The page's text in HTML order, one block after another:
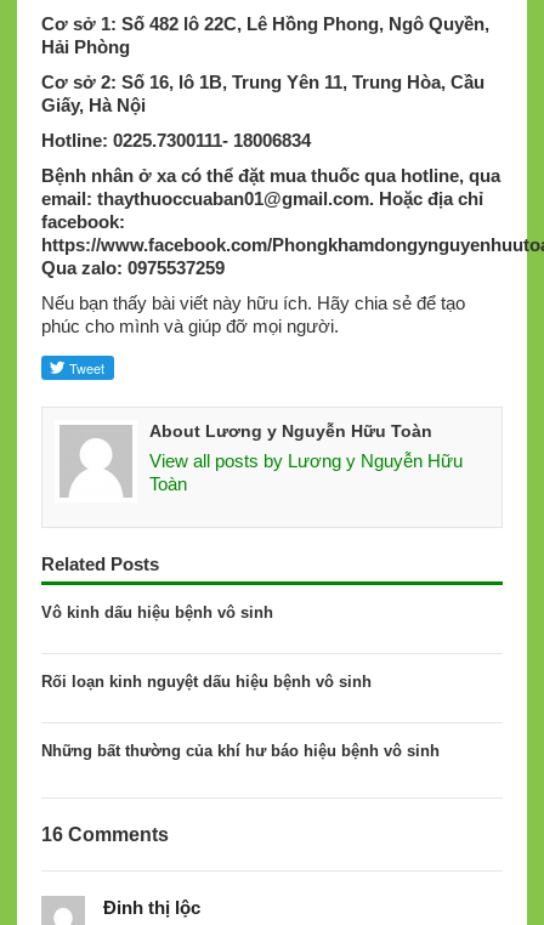
Cơ sở 1: Số 482 lô 22C, Lê Hồng Phong, Ngô Quyền,
Hải Phòng
Cơ sở 2: Số 16, lô 1B, Trung Yên 11, Trung Hòa, Cầu
Giấy, Hà Nội
Hotline: 0225.7300111- 18006834
Bệnh nhân ở xa có thể đặt mua thuốc qua hotline, qua
email: thaythuoccuaban01@gmail.com. Hoặc địa chỉ
facebook:
https://www.facebook.com/
Qua zalo: 0975537259
Nếu bạn thấy bài viết này hữu ích. Hãy chia sẻ để tạo
phúc cho mình và giúp đỡ mọi người.
About Lương y Nguyễn Hữu Toàn
View all posts by Lương y Nguyễn Hữu
Toàn
Related Posts
Vô kinh dấu hiệu bệnh vô sinh
Rối loạn kinh nguyệt dấu hiệu bệnh vô sinh
Những bất thường của khí hư báo hiệu bệnh vô sinh
16 Comments
Đinh thị lộc